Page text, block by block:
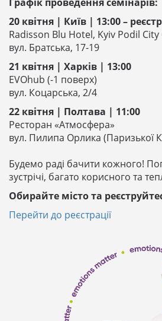
20 квітня | Київ | 13:00–
Radisson Blu Hotel, Kyiv Podil
вул. Братська, 17-19
21 квітня | Харків | 13:00
EVOhub (-1 поверх)
вул. Коцарська, 2/4
22 квітня | Полтава | 11:00
Ресторан «Атмосфера»
вул. Пилипа Орлика (Паризької
Будемо раді бачити кожного!
зустрічі, багато корисного та
Обирайте місто та
Перейти до реєстрації